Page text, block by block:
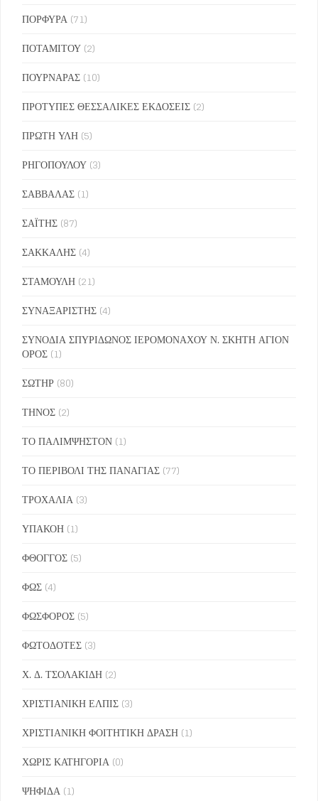
ΠΟΡΦΥΡΑ (71)
ΠΟΤΑΜΙΤΟΥ (2)
ΠΟΥΡΝΑΡΑΣ (10)
ΠΡΟΤΥΠΕΣ ΘΕΣΣΑΛΙΚΕΣ ΕΚΔΟΣΕΙΣ (2)
ΠΡΩΤΗ ΥΛΗ (5)
ΡΗΓΟΠΟΥΛΟΥ (3)
ΣΑΒΒΑΛΑΣ (1)
ΣΑΪΤΗΣ (87)
ΣΑΚΚΑΛΗΣ (4)
ΣΤΑΜΟΥΛΗ (21)
ΣΥΝΑΞΑΡΙΣΤΗΣ (4)
ΣΥΝΟΔΙΑ ΣΠΥΡΙΔΩΝΟΣ ΙΕΡΟΜΟΝΑΧΟΥ Ν. ΣΚΗΤΗ ΑΓΙΟΝ
ΟΡΟΣ (1)
ΣΩΤΗΡ (80)
ΤΗΝΟΣ (2)
ΤΟ ΠΑΛΙΜΨΗΣΤΟΝ (1)
ΤΟ ΠΕΡΙΒΟΛΙ ΤΗΣ ΠΑΝΑΓΙΑΣ (77)
ΤΡΟΧΑΛΙΑ (3)
ΥΠΑΚΟΗ (1)
ΦΘΟΓΓΟΣ (5)
ΦΩΣ (4)
ΦΩΣΦΟΡΟΣ (5)
ΦΩΤΟΔΟΤΕΣ (3)
Χ. Δ. ΤΣΟΛΑΚΙΔΗ (2)
ΧΡΙΣΤΙΑΝΙΚΗ ΕΛΠΙΣ (3)
ΧΡΙΣΤΙΑΝΙΚΗ ΦΟΙΤΗΤΙΚΗ ΔΡΑΣΗ (1)
ΧΩΡΙΣ ΚΑΤΗΓΟΡΙΑ (0)
ΨΗΦΙΔΑ (1)